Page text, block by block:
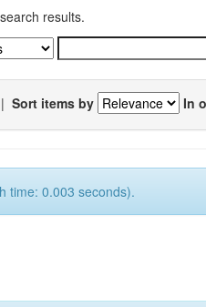
results.
| Sort items by In
time: 0.003 seconds).